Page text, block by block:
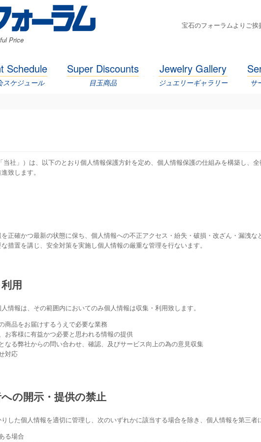
Price
宝石のフォーラムよりご挨
Schedule
スケジュール
Super Discounts
目玉商品
Jewelry Gallery
ジュエリーギャラリー サ
社」）は、以下のとおり個人情報保護方針を定め、個人情報保護の仕組みを構築し、
致します。
正確かつ最新の状態に保ち、個人情報への不正アクセス・紛失・破損・改ざん・漏洩
措置を講じ、安全対策を実施し個人情報の厳重な管理を行ないます。
用
情報は、その範囲内においてのみ個人情報は収集・利用致します。
商品をお届けするうえで必要な業務
お客様に有益かつ必要と思われる情報の提供
なる弊社からの問い合わせ、確認、及びサービス向上の為の意見収集
対応
の開示・提供の禁止
した個人情報を適切に管理し、次のいずれかに該当する場合を除き、個人情報を第三者
る場合